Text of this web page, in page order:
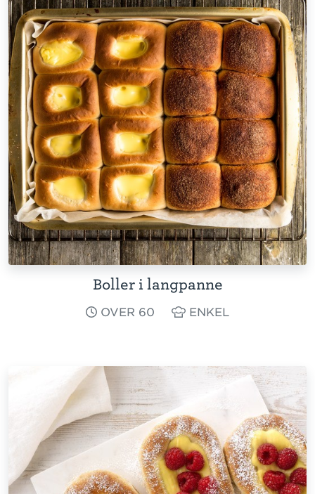
Boller i langpanne
OVER 60 ENKEL